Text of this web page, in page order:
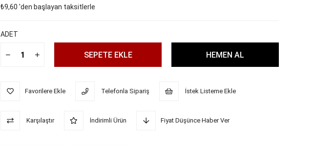
İndirim
₺9,60 'den başlayan taksitlerle
ADET
Favorilere Ekle Telefonla Sipariş İstek Listeme Ekle
Karşılaştır İndirimli Ürün Fiyat Düşünce Haber Ver